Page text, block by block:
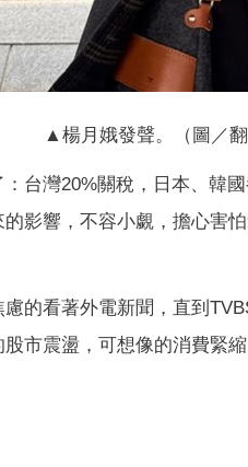
▲楊月娥發聲。（圖／翻
台灣20%關稅，日本、韓
影響，不容小覷，擔心害
的看著外電新聞，直到
市震盪，可想像的消費緊